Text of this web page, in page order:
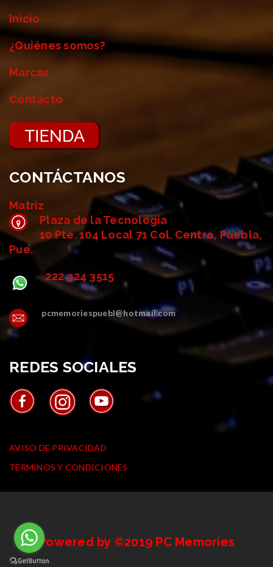
Inicio
¿Quiénes somos?
Marcas
Contacto
CONTÁCTANOS
Matriz
Plaza de la Tecnología
10 Pte. 104 Local 71 Col. Centro, Puebla,
Pue.
222 324 3515
pcmemoriespuebl@hotmail.com
REDES SOCIALES
AVISO DE PRIVACIDAD
TÉRMINOS Y CONDICIONES
Powered by ©2019 PC Memories